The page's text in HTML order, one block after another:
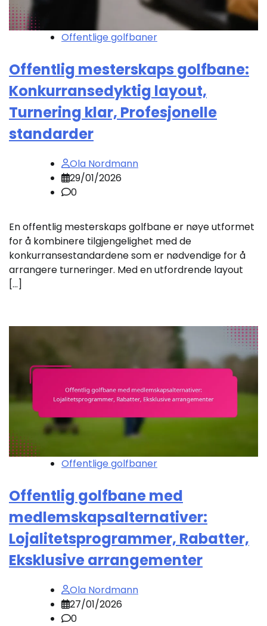
Offentlige golfbaner
Offentlig mesterskaps golfbane:
Konkurransedyktig layout,
Turnering klar, Profesjonelle
standarder
Ola Nordmann
29/01/2026
0
En offentlig mesterskaps golfbane er nøye utformet
for å kombinere tilgjengelighet med de
konkurransestandardene som er nødvendige for å
arrangere turneringer. Med en utfordrende layout
[…]
Offentlige golfbaner
Offentlig golfbane med
medlemskapsalternativer:
Lojalitetsprogrammer, Rabatter,
Eksklusive arrangementer
Ola Nordmann
27/01/2026
0